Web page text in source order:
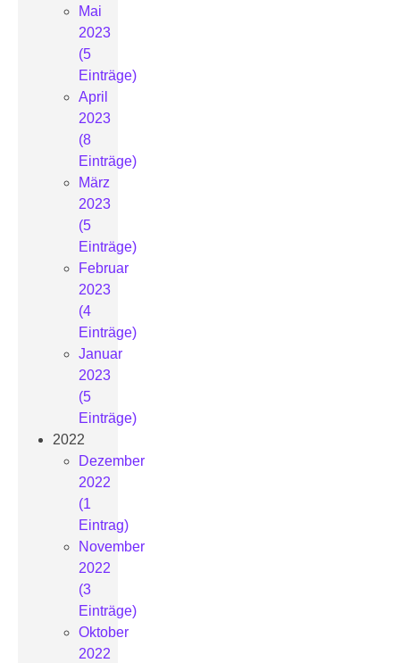
Mai
2023
(5
Einträge)
April
2023
(8
Einträge)
März
2023
(5
Einträge)
Februar
2023
(4
Einträge)
Januar
2023
(5
Einträge)
2022
Dezember
2022
(1
Eintrag)
November
2022
(3
Einträge)
Oktober
2022